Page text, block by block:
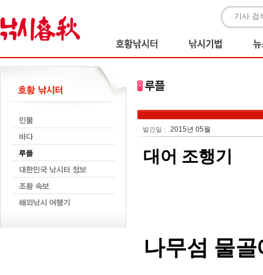
발간일 : 2015년 05월